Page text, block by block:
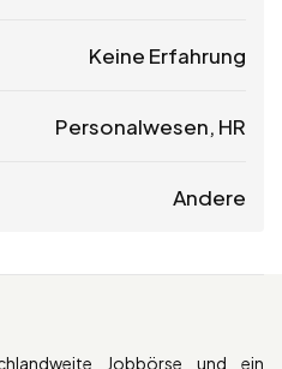
Keine Erfahrung
Personalwesen, HR
Andere
Jobbörse und ein